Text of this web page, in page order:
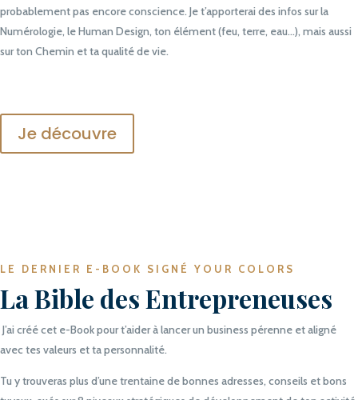
probablement pas encore conscience. Je t’apporterai des infos sur la
Numérologie, le Human Design, ton élément (feu, terre, eau…), mais aussi
sur ton Chemin et ta qualité de vie.
Je découvre
LE DERNIER E-BOOK SIGNÉ YOUR COLORS
La Bible des Entrepreneuses
J’ai créé cet e-Book pour t’aider à lancer un business pérenne et aligné
avec tes valeurs et ta personnalité.
Tu y trouveras plus d’une trentaine de bonnes adresses, conseils et bons